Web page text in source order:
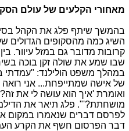
מאחורי הקלעים של עולם
בהמשך שיתף פלג את הקהל
השיג כמה מהסקופים הגדולים
קרובות מדובר גם במזל עיוור.
שבו שמע את שולה זקן בוכה
במהלך משפט הולילנד: "עמדתי
של אישה שמתייפחת... אני
ואומרת 'איך הוא עושה לי את זה?
מושחתת?'". פלג תיאר את
לפרסם דברים שנאמרו במקום
דבר הפרסום חשף את הקרע